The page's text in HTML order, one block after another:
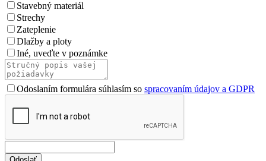
Stavebný materiál
Strechy
Zateplenie
Dlažby a ploty
Iné, uveďte v poznámke
Odoslaním formulára súhlasím so spracovaním údajov a GDPR